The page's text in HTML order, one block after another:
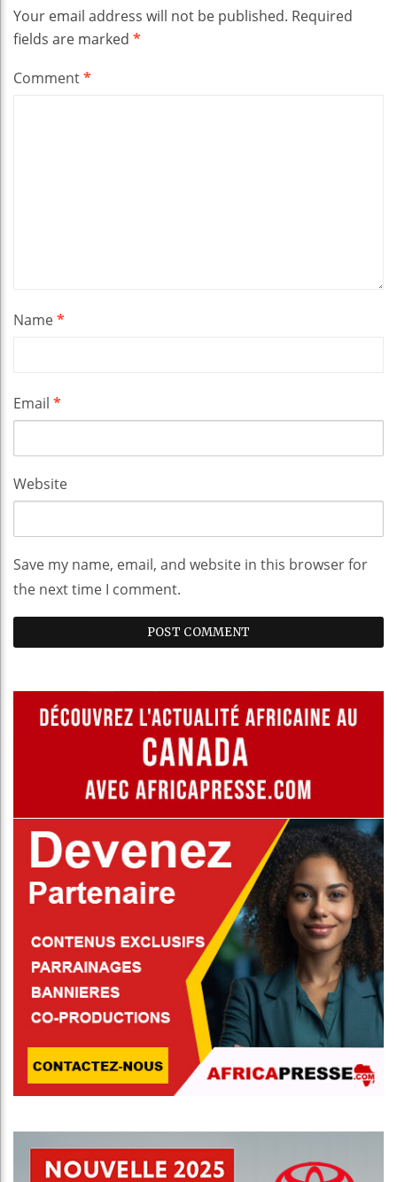
Your email address will not be published. Required
fields are marked *
Comment*
Name*
Email *
Website
Save my name, email, and website in this browser for
the next time I comment.